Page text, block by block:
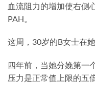
血流阻力的增加使右侧
PAH。
这周，30岁的B女士在
四年前，当她分娩第一
压力是正常值上限的五